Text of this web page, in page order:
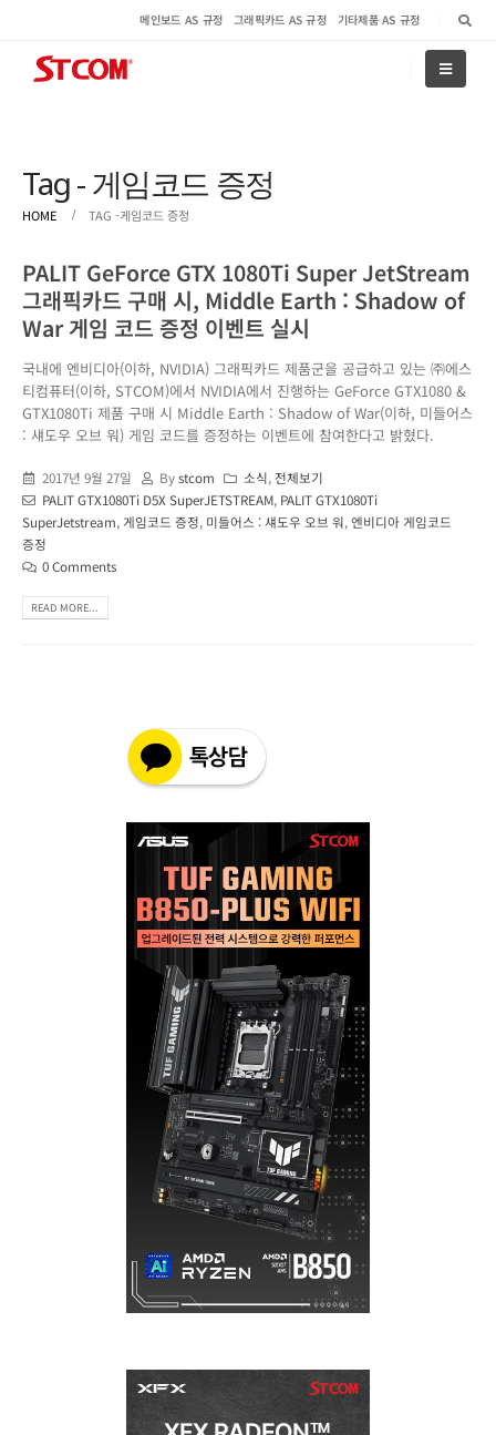
메인보드 AS 규정 그래픽카드 AS 규정 기타제품 AS 규정
Tag - 게임코드 증정
HOME TAG -게임코드 증정
PALIT GeForce GTX 1080Ti Super JetStream
그래픽카드 구매 시, Middle Earth : Shadow of
War 게임 코드 증정 이벤트 실시
국내에 엔비디아(이하, NVIDIA) 그래픽카드 제품군을 공급하고 있는 ㈜에스
티컴퓨터(이하, STCOM)에서 NVIDIA에서 진행하는 GeForce GTX1080 &
GTX1080Ti 제품 구매 시 Middle Earth : Shadow of War(이하, 미들어스
: 섀도우 오브 워) 게임 코드를 증정하는 이벤트에 참여한다고 밝혔다.
2017년 9월 27일 Bystcom 소식, 전체보기
PALIT GTX1080Ti D5X SuperJETSTREAM, PALIT GTX1080Ti
SuperJetstream, 게임코드 증정, 미들어스 : 섀도우 오브 워,엔비디아 게임코드
증정
0 Comments
READ MORE...